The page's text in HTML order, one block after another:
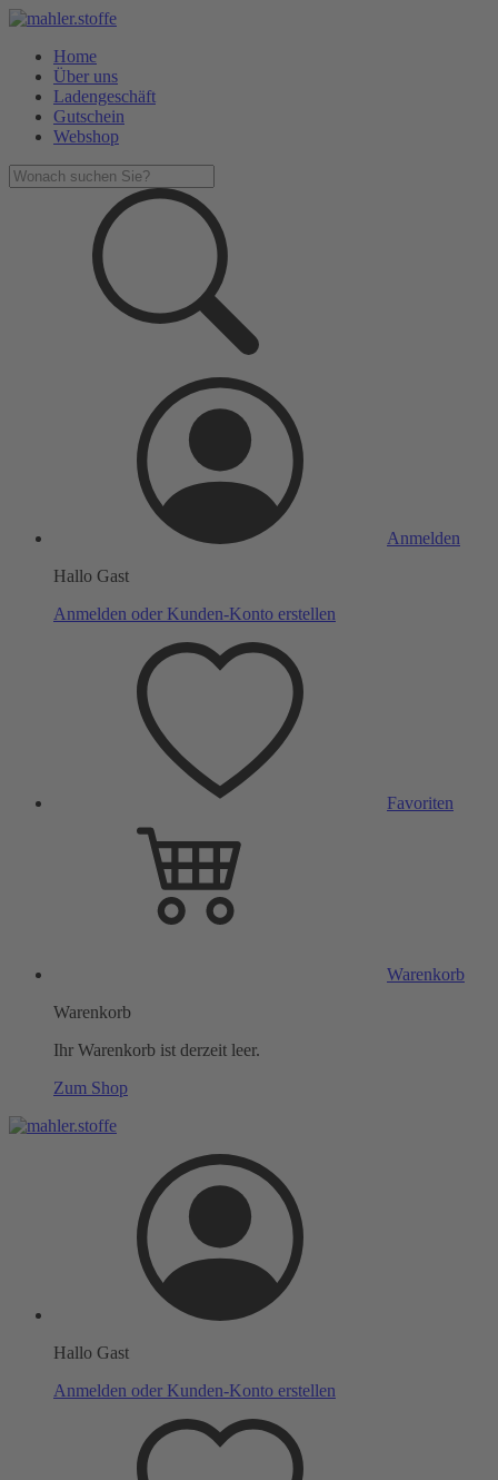
Home
Über uns
Ladengeschäft
Gutschein
Webshop
Anmelden
Hallo Gast
Anmelden oder Kunden-Konto erstellen
Favoriten
Warenkorb
Warenkorb
Ihr Warenkorb ist derzeit leer.
Zum Shop
Hallo Gast
Anmelden oder Kunden-Konto erstellen